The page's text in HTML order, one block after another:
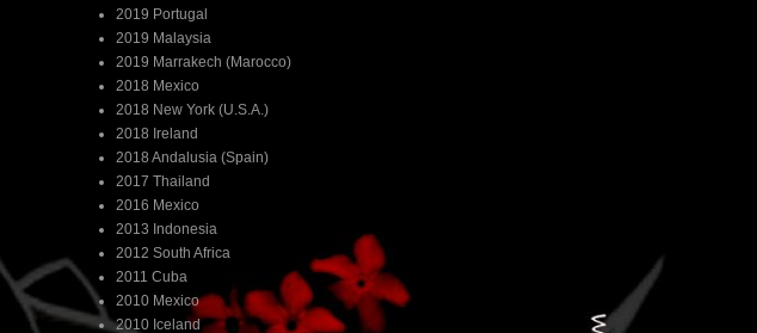
2019 Portugal
2019 Malaysia
2019 Marrakech (Marocco)
2018 Mexico
2018 New York (U.S.A.)
2018 Ireland
2018 Andalusia (Spain)
2017 Thailand
2016 Mexico
2013 Indonesia
2012 South Africa
2011 Cuba
2010 Mexico
2010 Iceland